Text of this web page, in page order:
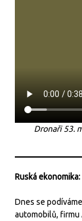
Dronaři 53.
Ruská ekonomika:
Dnes se
automobilů, firmu